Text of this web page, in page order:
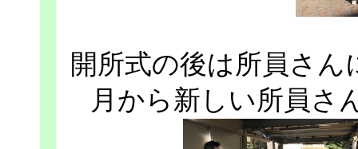
開所式の後は所員さ
月から新しい所員さ